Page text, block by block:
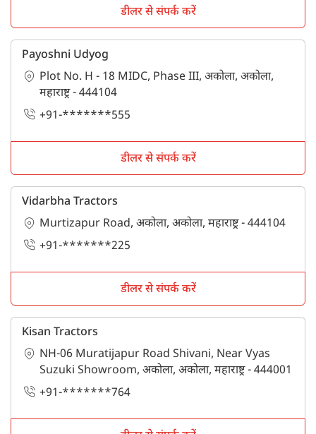
डीलर से संपर्क करें
Payoshni Udyog
Plot No. H - 18 MIDC, Phase III, अकोला, अकोला,
महाराष्ट्र - 444104
+91-*******555
डीलर से संपर्क करें
Vidarbha Tractors
Murtizapur Road, अकोला, अकोला, महाराष्ट्र - 444104
+91-*******225
डीलर से संपर्क करें
Kisan Tractors
NH-06 Muratijapur Road Shivani, Near Vyas
Suzuki Showroom, अकोला, अकोला, महाराष्ट्र - 444001
+91-*******764